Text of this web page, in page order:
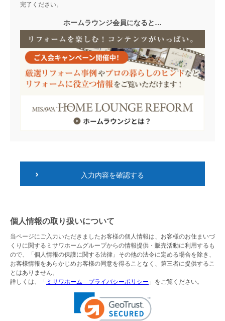
完了ください。
ホームラウンジ会員になると…
入力内容を確認する
個人情報の取り扱いについて
当ページにご入力いただきましたお客様の個人情報は、お客様のお住まいづ
くりに関するミサワホームグループからの情報提供・販売活動に利用するも
ので、「個人情報の保護に関する法律」その他の法令に定める場合を除き、
お客様情報をあらかじめお客様の同意を得ることなく、第三者に提供するこ
とはありません。
詳しくは、「 ミサワホーム プライバシーポリシー 」をご覧ください。